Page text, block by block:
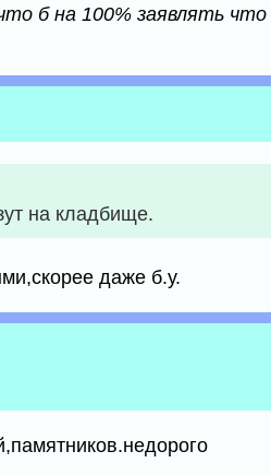
б на 100% заявлять
на кладбище.
даже б.у.